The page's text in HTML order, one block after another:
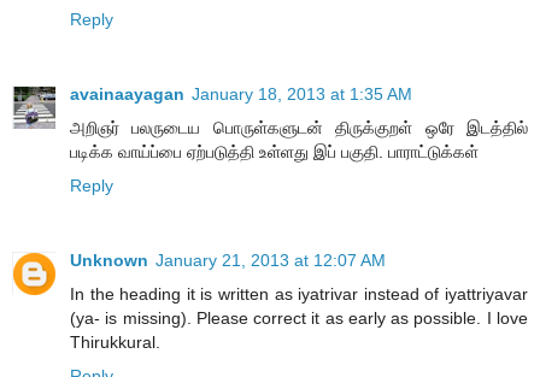
Reply
avainaayagan January 18, 2013 at 1:35 AM
அறிஞர் பலருடைய பொருள்களுடன் திருக்குறள் ஒரே இடத்தில்
படிக்க வாய்ப்பை ஏற்படுத்தி உள்ளது இப் பகுதி. பாராட்டுக்கள்
Reply
Unknown January 21, 2013 at 12:07 AM
In the heading it is written as iyatrivar instead of iyattriyavar
(ya- is missing). Please correct it as early as possible. I love
Thirukkural.